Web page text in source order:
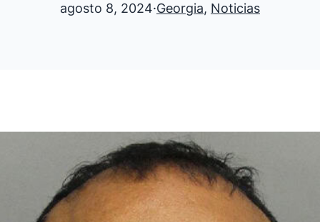
agosto 8, 2024·Georgia, Noticias